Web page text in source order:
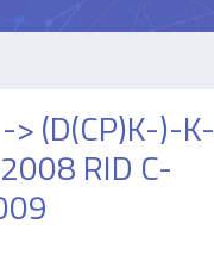
(D(CP)K-)-K-
RID C-